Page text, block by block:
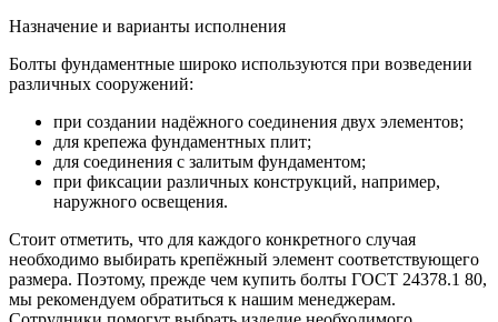
Назначение и варианты исполнения
Болты фундаментные широко используются при возведении
различных сооружений:
при создании надёжного соединения двух элементов;
для крепежа фундаментных плит;
для соединения с залитым фундаментом;
при фиксации различных конструкций, например,
наружного освещения.
Стоит отметить, что для каждого конкретного случая
необходимо выбирать крепёжный элемент соответствующего
размера. Поэтому, прежде чем купить болты ГОСТ 24378.1 80,
мы рекомендуем обратиться к нашим менеджерам.